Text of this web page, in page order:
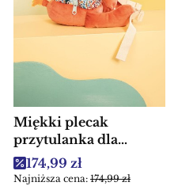
Miękki plecak
przytulanka dla
chłopca Lew Jack
Lilliputiens
Cena promocyjna
174,99 zł
Najniższa cena: 174,99 zł